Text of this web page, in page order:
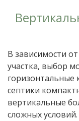
В зависимости
участка, выбор
горизонтальные
септики
вертикальные
сложных условий.